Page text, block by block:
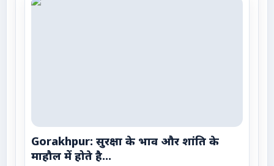
Gorakhpur: सुरक्षा के भाव और शांति के
माहौल में होते है...